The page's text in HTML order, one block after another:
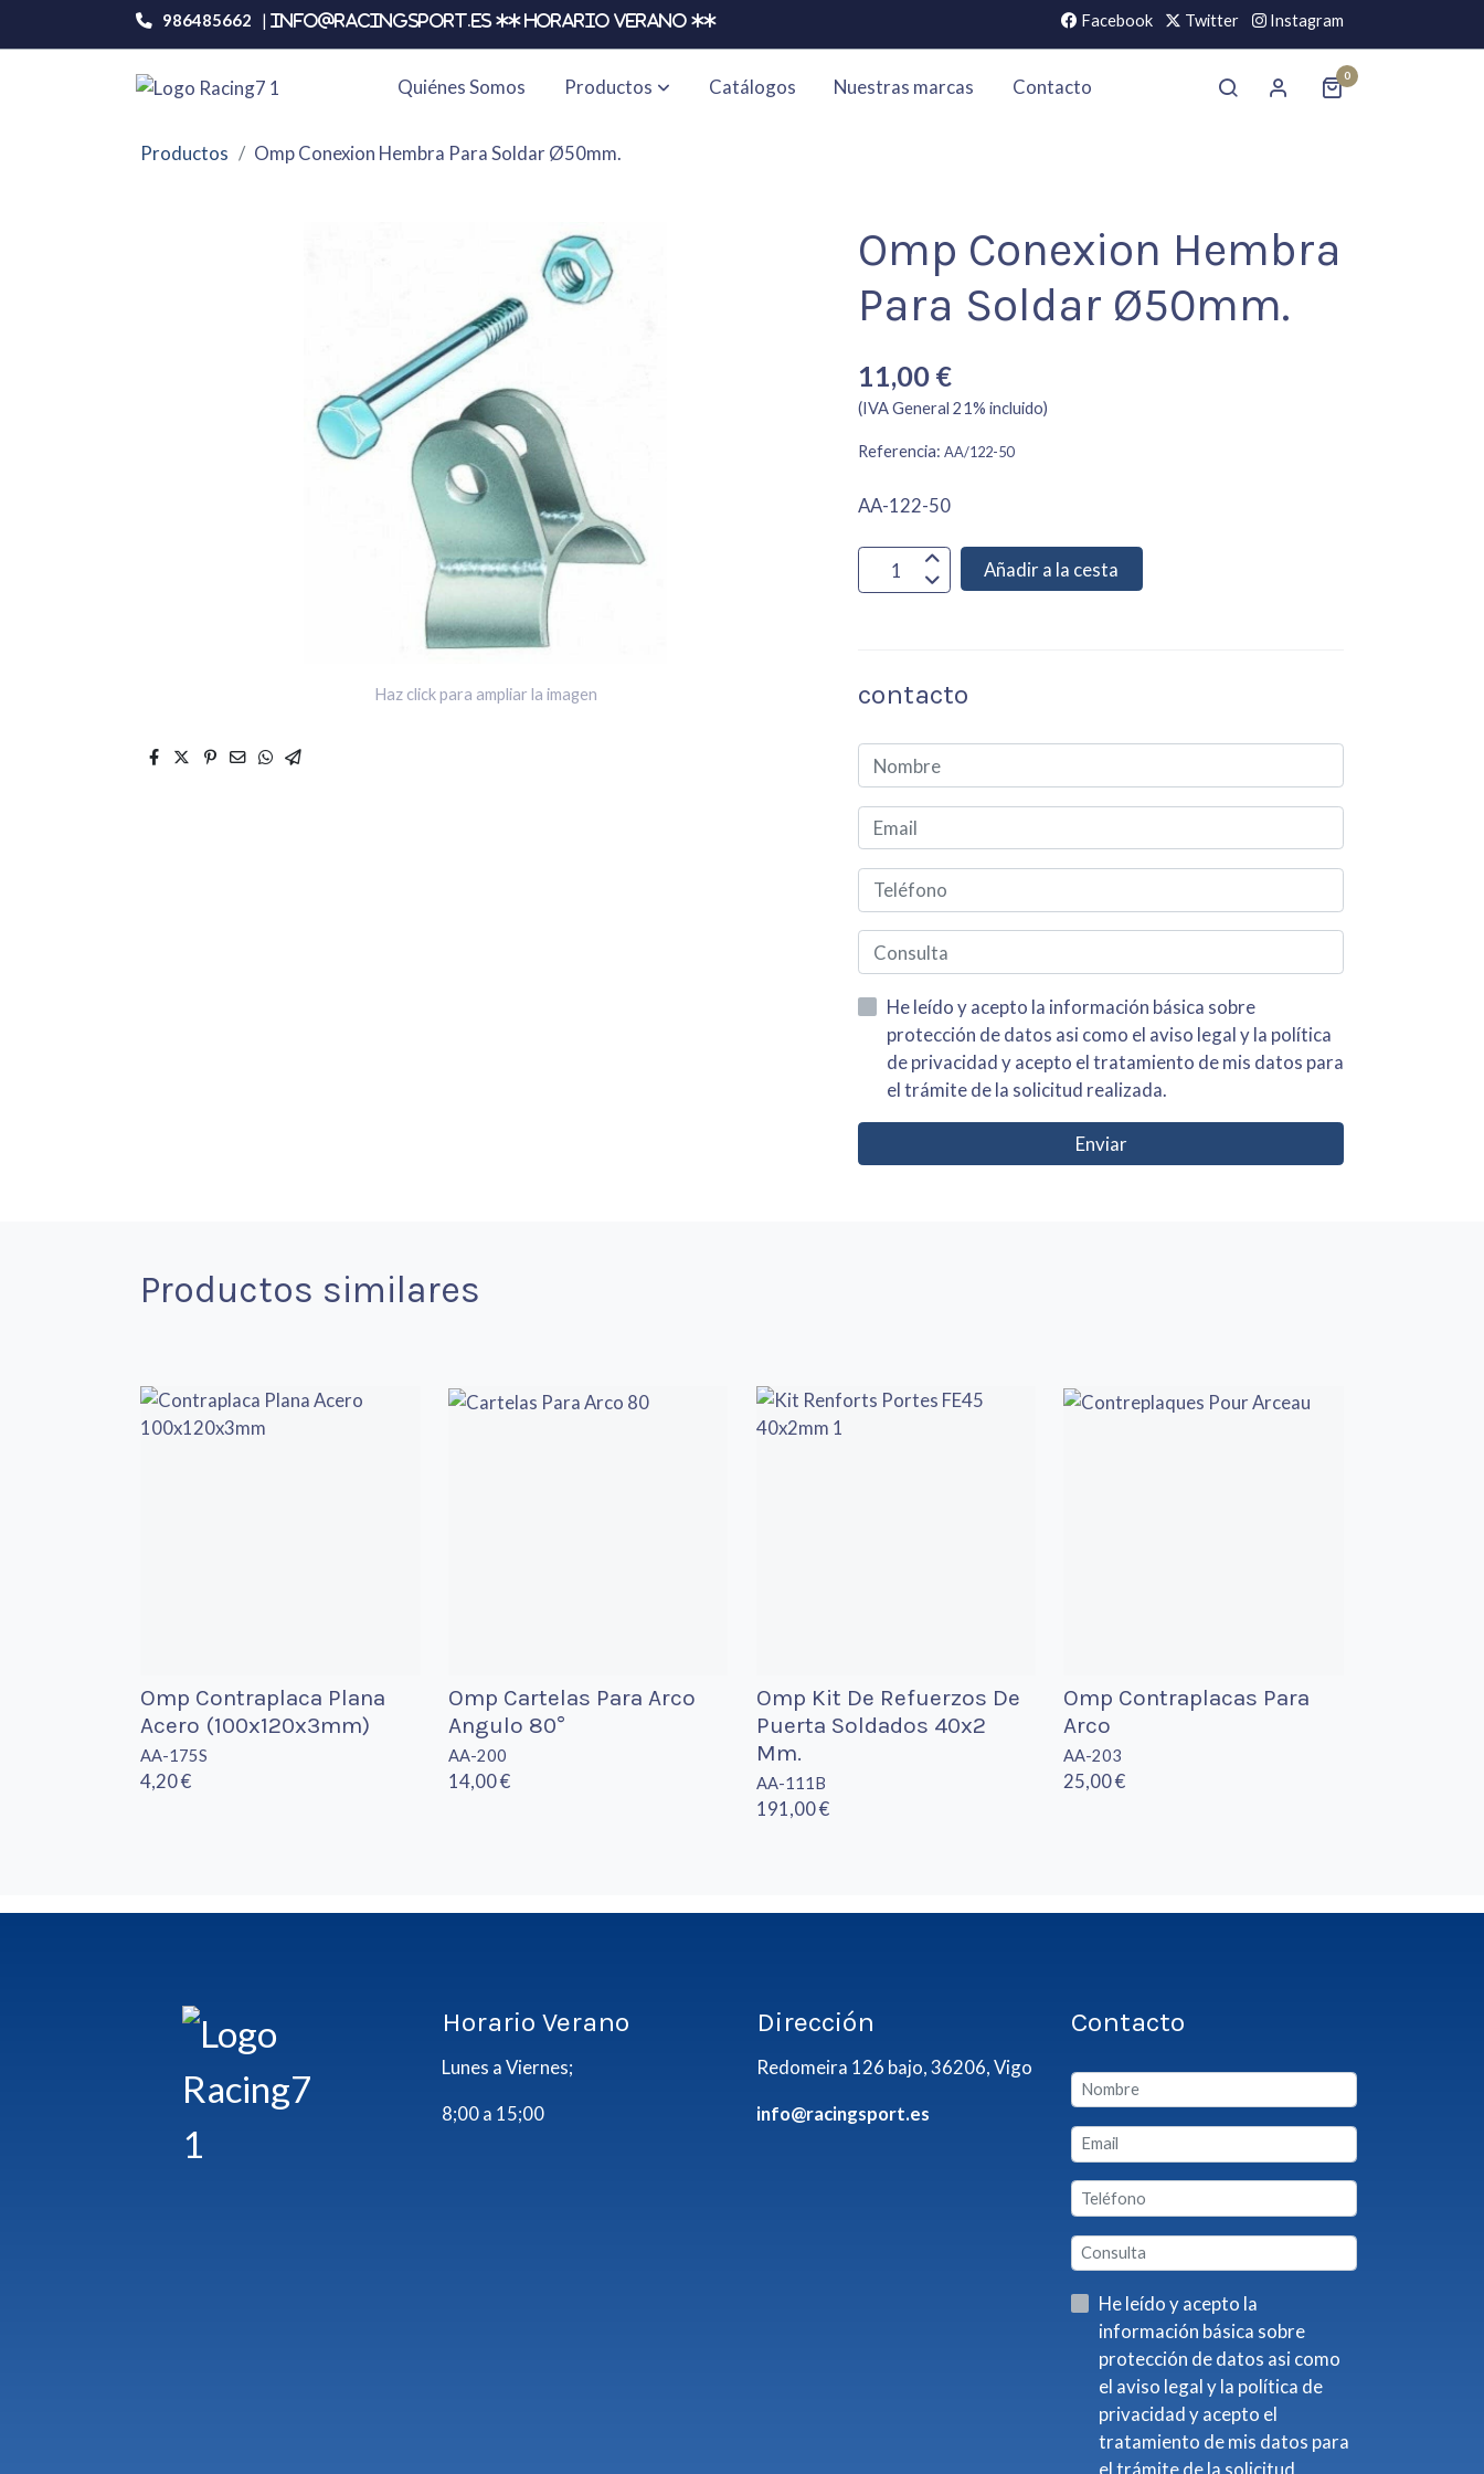
986485662 | info@racingsport.es ** HORARIO VERANO ** Facebook Twitter Instagram
Quiénes Somos Productos Catálogos Nuestras marcas Contacto 0
Productos Omp Conexion Hembra Para Soldar Ø50mm.
Haz click para ampliar la imagen
Omp Conexion Hembra
Para Soldar Ø50mm.
11,00 €
(IVA General 21% incluido)
Referencia:AA/122-50
AA-122-50
Añadir a la cesta
contacto
He leído y acepto la información básica sobre
protección de datos asi como el aviso legal y la política
de privacidad y acepto el tratamiento de mis datos para
el trámite de la solicitud realizada.
Enviar
Productos similares
Omp Contraplaca Plana
Acero (100x120x3mm)
AA-175S
4,20 €
Omp Cartelas Para Arco
Angulo 80°
AA-200
14,00 €
Omp Kit De Refuerzos De
Puerta Soldados 40x2
Mm.
AA-111B
191,00 €
Omp Contraplacas Para
Arco
AA-203
25,00 €
Horario Verano
Lunes a Viernes;
8;00 a 15;00
Dirección
Redomeira 126 bajo, 36206, Vigo
info@racingsport.es
Contacto
He leído y acepto la
información básica sobre
protección de datos asi como
el aviso legal y la política de
privacidad y acepto el
tratamiento de mis datos para
el trámite de la solicitud